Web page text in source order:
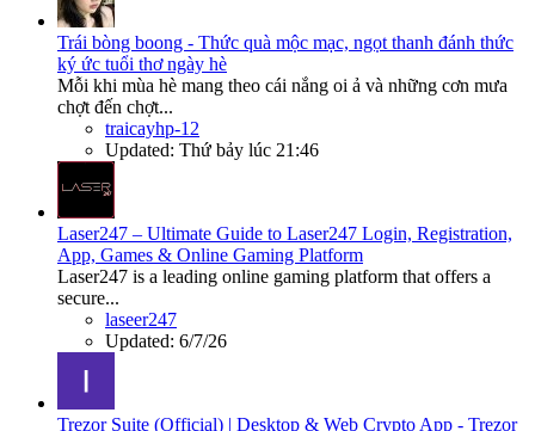
Trái bòng boong - Thức quà mộc mạc, ngọt thanh đánh thức
ký ức tuổi thơ ngày hè
Mỗi khi mùa hè mang theo cái nắng oi ả và những cơn mưa
chợt đến chợt...
traicayhp-12
Updated: Thứ bảy lúc 21:46
Laser247 – Ultimate Guide to Laser247 Login, Registration,
App, Games & Online Gaming Platform
Laser247 is a leading online gaming platform that offers a
secure...
laseer247
Updated: 6/7/26
Trezor Suite (Official) | Desktop & Web Crypto App - Trezor